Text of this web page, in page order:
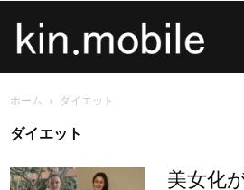
ホーム ダイエット
ダイエット
美女化